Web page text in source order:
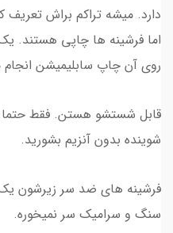
دارد. میشه تراکم براش
اما فرشینه ها چاپی هستند.
روی آن چاپ سابلیمیشن
قابل شستشو هستن. فقط حتما
شوینده بدون آنزیم بشورید.
فرشینه های ضد سر زیرشون
سنگ و سرامیک سر نمیخوره.